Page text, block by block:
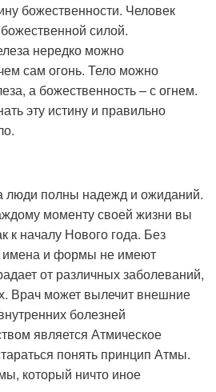
божественности. Человек
силой.
нередко можно
сам огонь. Тело можно
а божественность – с огнем.
эту истину и правильно
люди полны надежд и ожиданий.
моменту своей жизни вы
к началу Нового года. Без
имена и формы не имеют
от различных заболеваний,
Врач может вылечит внешние
болезней
является Атмическое
понять принцип Атмы.
который ничто иное